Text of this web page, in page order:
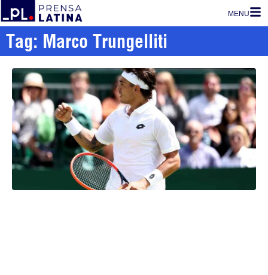
MENU
Tag: Marco Trungelliti